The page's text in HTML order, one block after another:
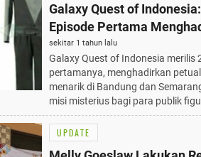
Galaxy Quest of
Episode Pertama
Petualangan Menarik di 2
Besar
sekitar 1 tahun lalu
Galaxy Quest of Indonesia merilis
pertamanya, menghadirkan
menarik di Bandung dan
misi misterius bagi para publik
UPDATE